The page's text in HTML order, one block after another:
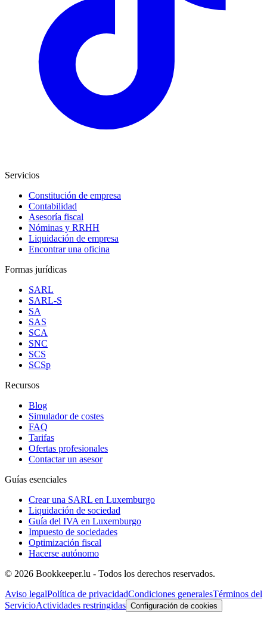
Servicios
Constitución de empresa
Contabilidad
Asesoría fiscal
Nóminas y RRHH
Liquidación de empresa
Encontrar una oficina
Formas jurídicas
SARL
SARL-S
SA
SAS
SCA
SNC
SCS
SCSp
Recursos
Blog
Simulador de costes
FAQ
Tarifas
Ofertas profesionales
Contactar un asesor
Guías esenciales
Crear una SARL en Luxemburgo
Liquidación de sociedad
Guía del IVA en Luxemburgo
Impuesto de sociedades
Optimización fiscal
Hacerse autónomo
© 2026 Bookkeeper.lu - Todos los derechos reservados.
Aviso legalPolítica de privacidadCondiciones generalesTérminos del
ServicioActividades restringidas Configuración de cookies